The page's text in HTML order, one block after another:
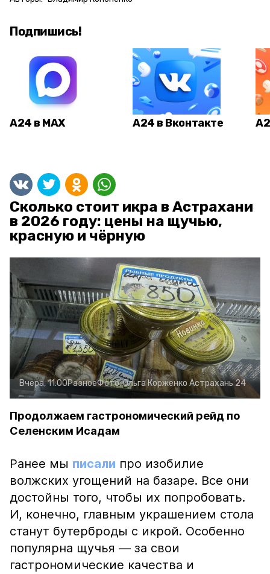
Подпишись!
А24 в MAX А24 в Вконтакте
Сколько стоит икра в Астрахани
в 2026 году: цены на щучью,
красную и чёрную
Вчера, 11:00РазноеФото:Ольга Корженко Астрахань 24
Продолжаем гастрономический рейд по
Селенским Исадам
Ранее мы писали про изобилие
волжских угощений на базаре. Все они
достойны того, чтобы их попробовать.
И, конечно, главным украшением стола
станут бутерброды с икрой. Особенно
популярна щучья — за свои
гастрономические качества и